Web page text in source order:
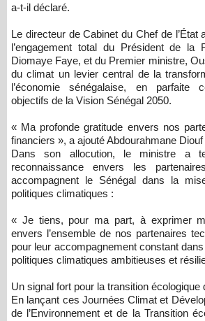
a-t-il déclaré.
Le directeur de Cabinet du Chef de l’État
l’engagement total du Président de la
Diomaye Faye, et du Premier ministre,
du climat un levier central de la
l’économie sénégalaise, en parfaite
objectifs de la Vision Sénégal 2050.
« Ma profonde gratitude envers nos
financiers », a ajouté Abdourahmane Diouf
Dans son allocution, le ministre a
reconnaissance envers les
accompagnent le Sénégal dans la
politiques climatiques :
« Je tiens, pour ma part, à exprimer
envers l’ensemble de nos partenaires
pour leur accompagnement constant
politiques climatiques ambitieuses et
Un signal fort pour la transition écologique
En lançant ces Journées Climat et
de l’Environnement et de la Transition